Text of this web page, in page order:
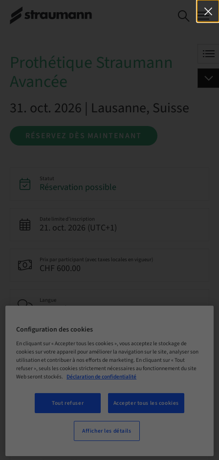
Prothétique
Straumann
Prothétique Straumann
Avancée
31. oct. 2026 | Lausanne, Suisse
RÉSERVEZ DÈS MAINTENANT
Statut
Réservation possible
Date limite d’inscription
21. oct. 2026 (UTC+1)
Prix par participant (avec taxes locales en vigueur)
CHF 600.00
Langue
Français
Points
7.00 Points
Méthode de livraison
Cours théorique en classe
Configuration des cookies
En cliquant sur « Accepter tous les cookies », vous acceptez le stockage de
cookies sur votre appareil pour améliorer la navigation sur le site, analyser son
utilisation et contribuer à nos efforts de marketing. En cliquant sur « Tout
refuser », seuls les cookies strictement nécessaires au fonctionnement du site
Web seront stockés. Déclaration de confidentialité
Tout refuser Accepter tous les cookies
Afficher les détails